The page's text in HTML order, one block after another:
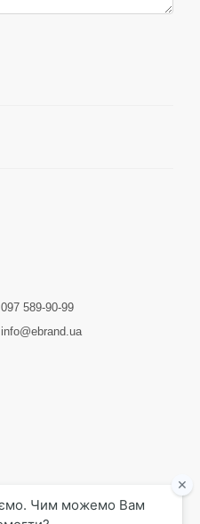
097 589-90-99
info@ebrand.ua